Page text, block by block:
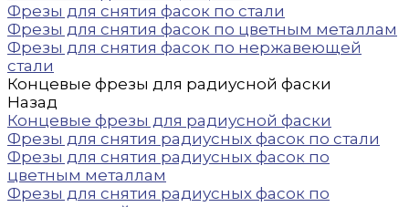
Фрезы для снятия фасок по стали
Фрезы для снятия фасок по цветным металлам
Фрезы для снятия фасок по нержавеющей
стали
Концевые фрезы для радиусной фаски
Назад
Концевые фрезы для радиусной фаски
Фрезы для снятия радиусных фасок по стали
Фрезы для снятия радиусных фасок по
цветным металлам
Фрезы для снятия радиусных фасок по